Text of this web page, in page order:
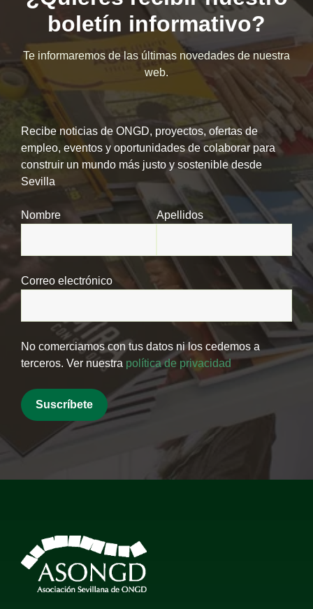
boletín informativo?
Te informaremos de las últimas novedades de nuestra
web.
Recibe noticias de ONGD, proyectos, ofertas de
empleo, eventos y oportunidades de colaborar para
construir un mundo más justo y sostenible desde
Sevilla
Nombre Apellidos
Correo electrónico
No comerciamos con tus datos ni los cedemos a
terceros. Ver nuestra política de privacidad